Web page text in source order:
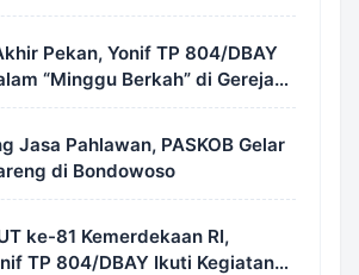
Prajurit
Pekan, Yonif TP 804/DBAY
“Minggu Berkah” di Gereja
Kimi
Jasa Pahlawan, PASKOB Gelar
di Bondowoso
ke-81 Kemerdekaan RI,
TP 804/DBAY Ikuti Kegiatan